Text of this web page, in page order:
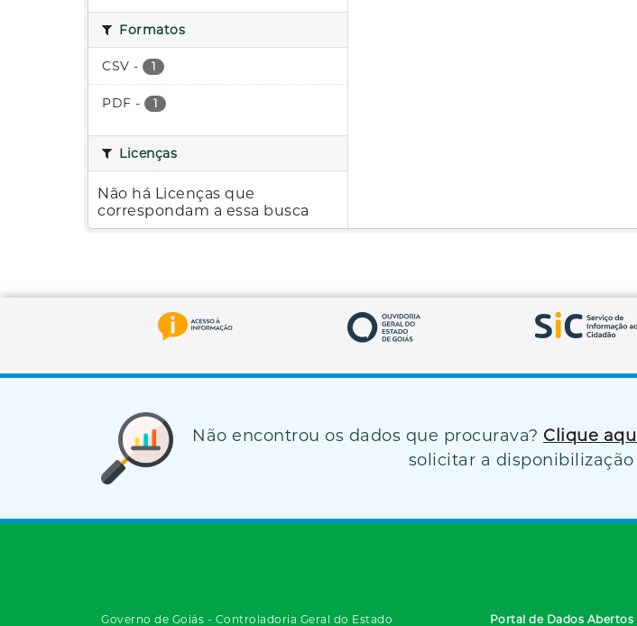
Formatos
CSV - 1
PDF - 1
Licenças
Não há Licenças que
correspondam a essa busca
Não encontrou os dados que procurava? Clique
solicitar a
Governo de Goiás - Controladoria Geral do Estado Portal de Dados Abertos